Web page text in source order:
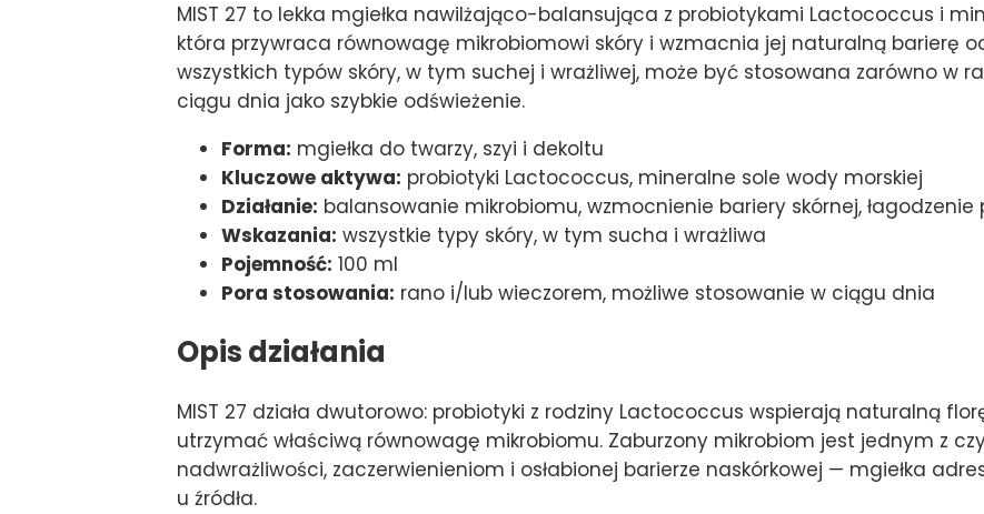
MIST 27 to lekka mgiełka nawilżająco-balansująca z probiotykami Lactococcus i
która przywraca równowagę mikrobiomowi skóry i wzmacnia jej naturalną barierę
wszystkich typów skóry, w tym suchej i wrażliwej, może być stosowana zarówno w
ciągu dnia jako szybkie odświeżenie.
Forma: mgiełka do twarzy, szyi i dekoltu
Kluczowe aktywa: probiotyki Lactococcus, mineralne sole wody morskiej
Działanie: balansowanie mikrobiomu, wzmocnienie bariery skórnej, łagodzenie
Wskazania: wszystkie typy skóry, w tym sucha i wrażliwa
Pojemność: 100 ml
Pora stosowania: rano i/lub wieczorem, możliwe stosowanie w ciągu dnia
Opis działania
MIST 27 działa dwutorowo: probiotyki z rodziny Lactococcus wspierają naturalną
utrzymać właściwą równowagę mikrobiomu. Zaburzony mikrobiom jest jednym z
nadwrażliwości, zaczerwienieniom i osłabionej barierze naskórkowej — mgiełka
u źródła.